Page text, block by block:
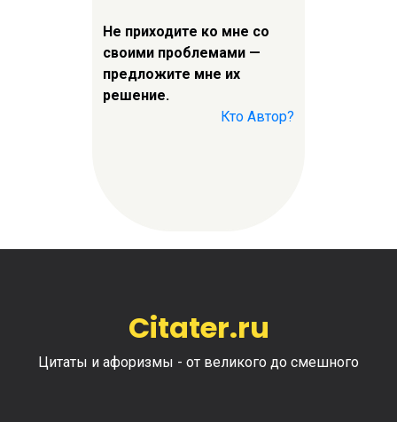
Не приходите ко мне со
своими проблемами —
предложите мне их
решение.
Кто Автор?
Citater.ru
Цитаты и афоризмы - от великого до смешного